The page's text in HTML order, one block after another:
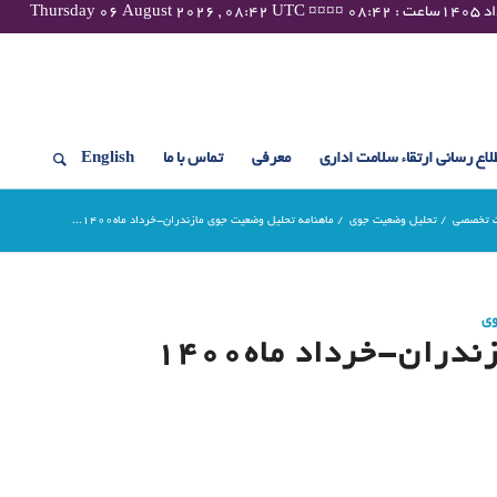
رسانی ارتقاء سلامت اداری معرفی تماس با ما English
تخصصی / تحلیل وضعیت جوی / ماهنامه تحلیل وضعیت جوی مازندران-خرداد ماه1400...
خرداد ماه1400